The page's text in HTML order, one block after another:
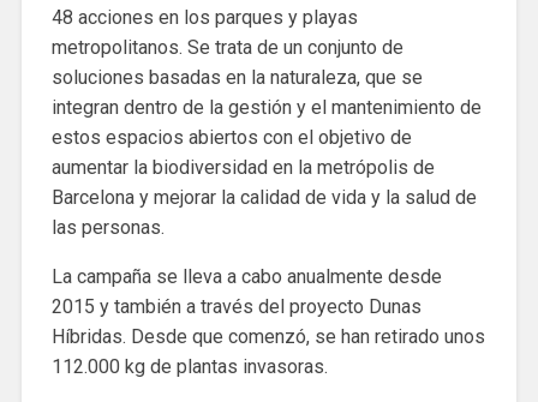
48 acciones en los parques y playas
metropolitanos. Se trata de un conjunto de
soluciones basadas en la naturaleza, que se
integran dentro de la gestión y el mantenimiento de
estos espacios abiertos con el objetivo de
aumentar la biodiversidad en la metrópolis de
Barcelona y mejorar la calidad de vida y la salud de
las personas.
La campaña se lleva a cabo anualmente desde
2015 y también a través del proyecto Dunas
Híbridas. Desde que comenzó, se han retirado unos
112.000 kg de plantas invasoras.